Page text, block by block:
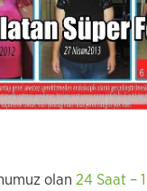
olan 24 Saat –